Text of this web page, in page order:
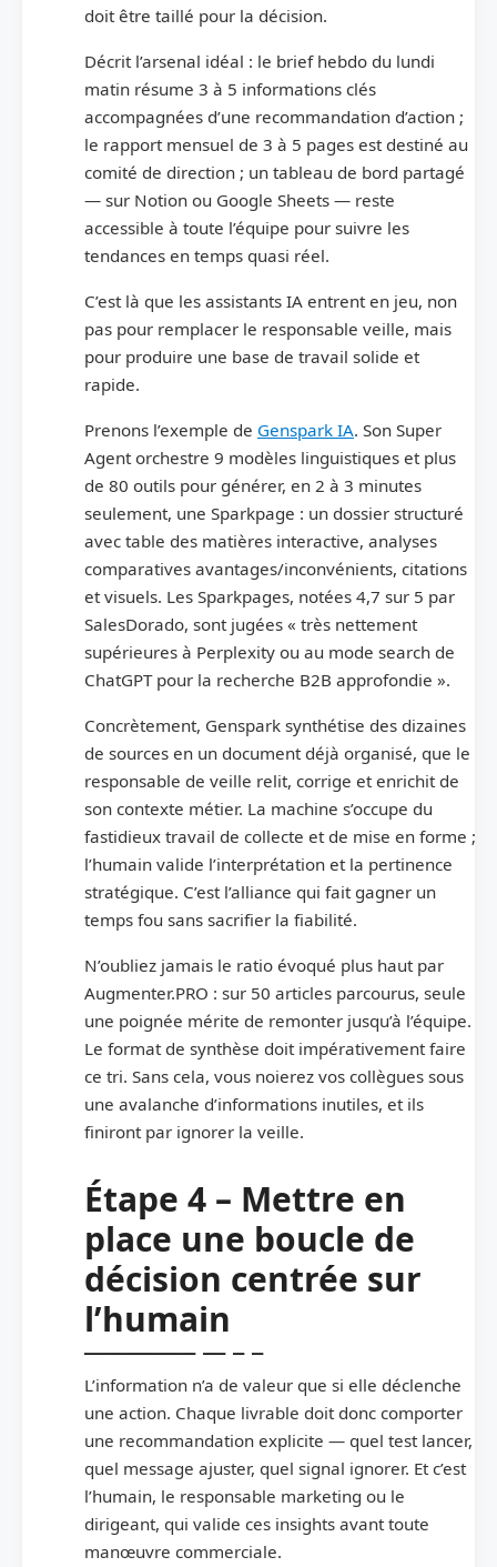
doit être taillé pour la décision.
Décrit l’arsenal idéal : le brief hebdo du lundi
matin résume 3 à 5 informations clés
accompagnées d’une recommandation d’action ;
le rapport mensuel de 3 à 5 pages est destiné au
comité de direction ; un tableau de bord partagé
— sur Notion ou Google Sheets — reste
accessible à toute l’équipe pour suivre les
tendances en temps quasi réel.
C’est là que les assistants IA entrent en jeu, non
pas pour remplacer le responsable veille, mais
pour produire une base de travail solide et
rapide.
Prenons l’exemple de Genspark IA. Son Super
Agent orchestre 9 modèles linguistiques et plus
de 80 outils pour générer, en 2 à 3 minutes
seulement, une Sparkpage : un dossier structuré
avec table des matières interactive, analyses
comparatives avantages/inconvénients, citations
et visuels. Les Sparkpages, notées 4,7 sur 5 par
SalesDorado, sont jugées « très nettement
supérieures à Perplexity ou au mode search de
ChatGPT pour la recherche B2B approfondie ».
Concrètement, Genspark synthétise des dizaines
de sources en un document déjà organisé, que le
responsable de veille relit, corrige et enrichit de
son contexte métier. La machine s’occupe du
fastidieux travail de collecte et de mise en forme ;
l’humain valide l’interprétation et la pertinence
stratégique. C’est l’alliance qui fait gagner un
temps fou sans sacrifier la fiabilité.
N’oubliez jamais le ratio évoqué plus haut par
Augmenter.PRO : sur 50 articles parcourus, seule
une poignée mérite de remonter jusqu’à l’équipe.
Le format de synthèse doit impérativement faire
ce tri. Sans cela, vous noierez vos collègues sous
une avalanche d’informations inutiles, et ils
finiront par ignorer la veille.
Étape 4 – Mettre en
place une boucle de
décision centrée sur
l’humain
L’information n’a de valeur que si elle déclenche
une action. Chaque livrable doit donc comporter
une recommandation explicite — quel test lancer,
quel message ajuster, quel signal ignorer. Et c’est
l’humain, le responsable marketing ou le
dirigeant, qui valide ces insights avant toute
manœuvre commerciale.